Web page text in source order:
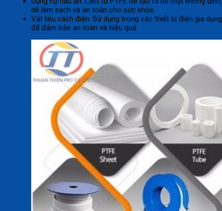
dễ làm sạch và an toàn cho sức khỏe.
Vật liệu cách điện: Sử dụng trong các thiết bị điện gia dụng
để đảm bảo an toàn và hiệu quả.